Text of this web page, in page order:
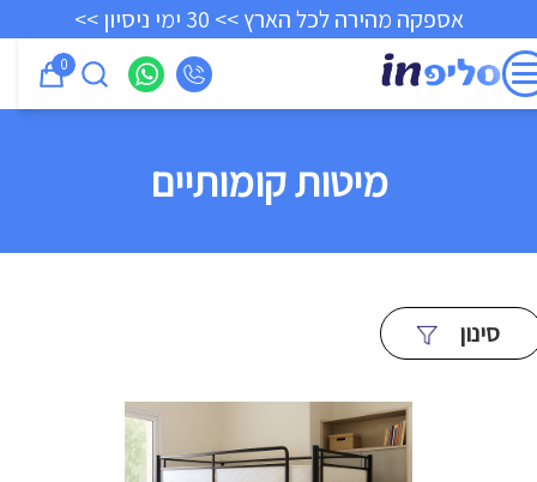
אספקה מהירה לכל הארץ >> 30 ימי ניסיון >>
0
מיטות קומותיים
סינון